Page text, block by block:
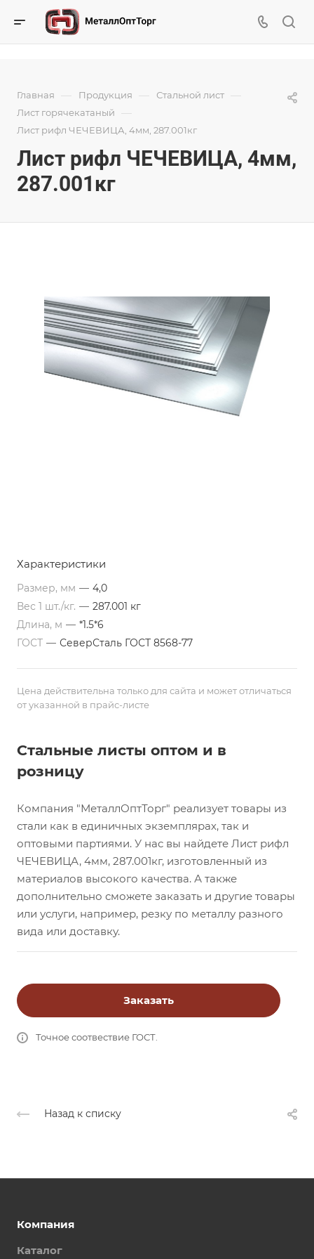
Главная — Продукция — Стальной лист —
Лист горячекатаный —
Лист рифл ЧЕЧЕВИЦА, 4мм, 287.001кг
Лист рифл ЧЕЧЕВИЦА, 4мм,
287.001кг
Характеристики
Размер, мм — 4,0
Вес 1 шт./кг. — 287.001 кг
Длина, м — *1.5*6
ГОСТ — СеверСталь ГОСТ 8568-77
Цена действительна только для сайта и может отличаться
от указанной в прайс-листе
Стальные листы оптом и в
розницу
Компания "МеталлОптТорг" реализует товары из
стали как в единичных экземплярах, так и
оптовыми партиями. У нас вы найдете Лист рифл
ЧЕЧЕВИЦА, 4мм, 287.001кг, изготовленный из
материалов высокого качества. А также
дополнительно сможете заказать и другие товары
или услуги, например, резку по металлу разного
вида или доставку.
Заказать
Точное соотвествие ГОСТ.
Назад к списку
Компания
Каталог